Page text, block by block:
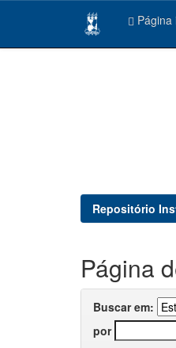
Página
Repositório
Página
Buscar em:
por